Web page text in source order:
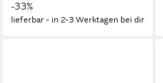
-33%
lieferbar - in 2-3 Werktagen bei dir